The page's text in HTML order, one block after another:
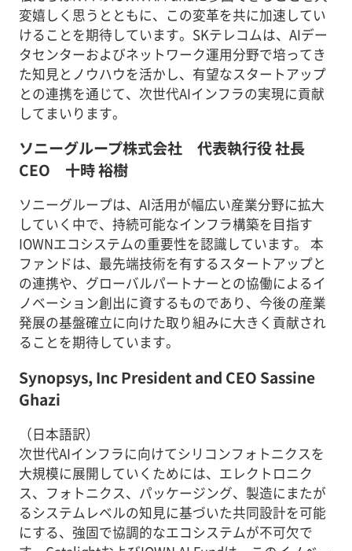
変嬉しく思うとともに、この変革を共に加速してい
けることを期待しています。SKテレコムは、AIデー
タセンターおよびネットワーク運用分野で培ってき
た知見とノウハウを活かし、有望なスタートアップ
との連携を通じて、次世代AIインフラの実現に貢献
してまいります。
ソニーグループ株式会社 代表執行役 社長
CEO 十時 裕樹
ソニーグループは、AI活用が幅広い産業分野に拡大
していく中で、持続可能なインフラ構築を目指す
IOWNエコシステムの重要性を認識しています。 本
ファンドは、最先端技術を有するスタートアップと
の連携や、グローバルパートナーとの協働によるイ
ノベーション創出に資するものであり、今後の産業
発展の基盤確立に向けた取り組みに大きく貢献され
ることを期待しています。
Synopsys, Inc President and CEO Sassine
Ghazi
（日本語訳）
次世代AIインフラに向けてシリコンフォトニクスを
大規模に展開していくためには、エレクトロニク
ス、フォトニクス、パッケージング、製造にまたが
るシステムレベルの知見に基づいた共同設計を可能
にする、強固で協調的なエコシステムが不可欠で